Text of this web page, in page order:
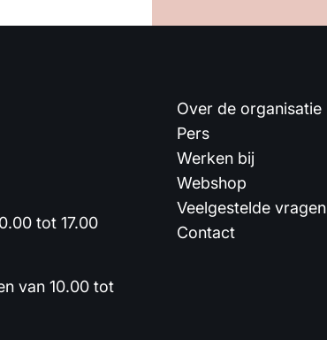
tot 17.00
van 10.00 tot
Over de organisatie
Pers
Werken bij
Webshop
Veelgestelde vragen
Contact